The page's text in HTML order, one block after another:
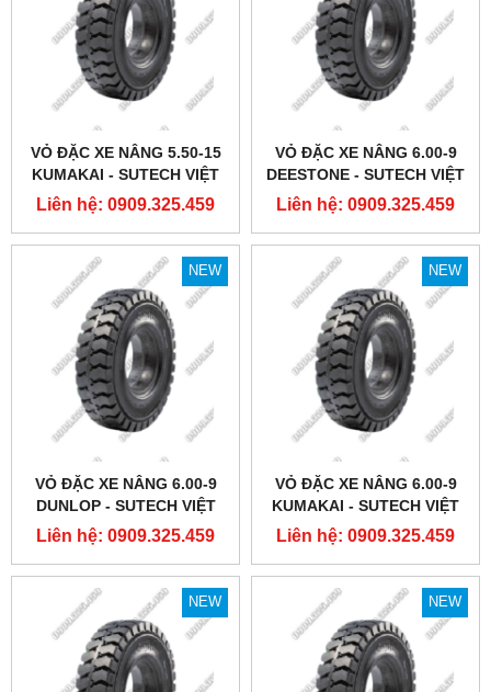
VỎ ĐẶC XE NÂNG 5.50-15
KUMAKAI - SUTECH VIỆT
NAM
Liên hệ: 0909.325.459
VỎ ĐẶC XE NÂNG 6.00-9
DEESTONE - SUTECH VIỆT
NAM
Liên hệ: 0909.325.459
NEW
VỎ ĐẶC XE NÂNG 6.00-9
DUNLOP - SUTECH VIỆT
NAM
Liên hệ: 0909.325.459
NEW
VỎ ĐẶC XE NÂNG 6.00-9
KUMAKAI - SUTECH VIỆT
NAM
Liên hệ: 0909.325.459
NEW NEW